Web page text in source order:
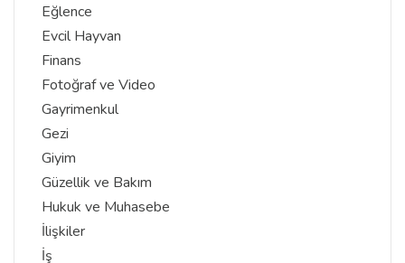
Eğlence
Evcil Hayvan
Finans
Fotoğraf ve Video
Gayrimenkul
Gezi
Giyim
Güzellik ve Bakım
Hukuk ve Muhasebe
İlişkiler
İş